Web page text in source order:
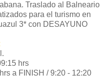
Traslado al Balneario
para el turismo en
3* con DESAYUNO
hrs
a FINISH / 9:20 - 12:20